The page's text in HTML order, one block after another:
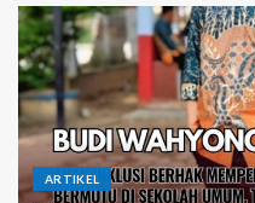
ARTIKEL